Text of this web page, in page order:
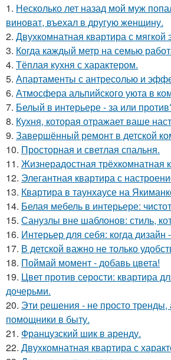
1. Несколько лет назад мой муж
виноват, въехал в другую женщину.
2. Двухкомнатная квартира с мягкой
3. Когда каждый метр на семью
4. Тёплая кухня с характером.
5. Апартаменты с антресолью и
6. Атмосфера альпийского уюта в
7. Белый в интерьере - за или
8. Кухня, которая отражает ваше
9. Завершённый ремонт в детской
10. Просторная и светлая спальня.
11. Жизнерадостная трёхкомнатная
12. Элегантная квартира с
13. Квартира в таунхаусе на
14. Белая мебель в интерьере:
15. Санузлы вне шаблонов: стиль,
16. Интерьер для себя: когда дизайн
17. В детской важно не только
18. Поймай момент - добавь цвета!
19. Цвет против серости: квартира
дочерьми.
20. Эти решения - не просто
помощники в быту.
21. Французский шик в аренду.
22. Двухкомнатная квартира с